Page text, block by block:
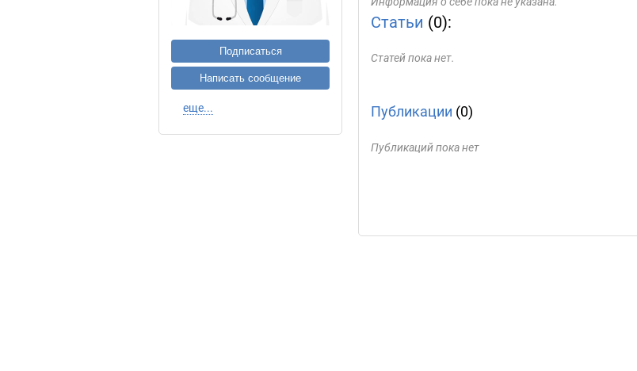
Подписаться
Написать сообщение
еще...
Статьи (0):
Статей пока нет.
Публикации (0)
Публикаций пока нет